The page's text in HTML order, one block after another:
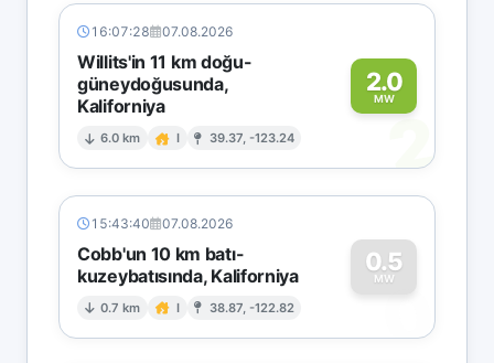
16:07:28 07.08.2026
Willits'in 11 km doğu-
güneydoğusunda,
Kaliforniya
6.0 km I 39.37, -123.24
2.0
MW
2
15:43:40 07.08.2026
Cobb'un 10 km batı-
kuzeybatısında, Kaliforniya
0.7 km I 38.87, -122.82
0.5
MW
0